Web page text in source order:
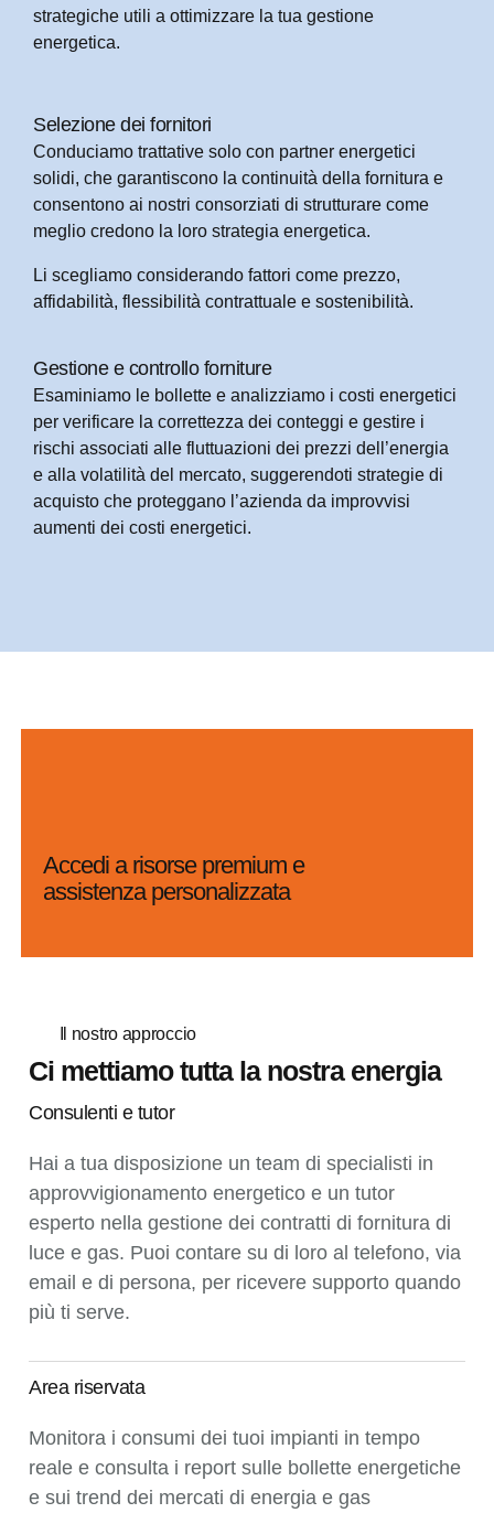
strategiche utili a ottimizzare la tua gestione
energetica.
Selezione dei fornitori
Conduciamo trattative solo con partner energetici
solidi, che garantiscono la continuità della fornitura e
consentono ai nostri consorziati di strutturare come
meglio credono la loro strategia energetica.
Li scegliamo considerando fattori come prezzo,
affidabilità, flessibilità contrattuale e sostenibilità.
Gestione e controllo forniture
Esaminiamo le bollette e analizziamo i costi energetici
per verificare la correttezza dei conteggi e gestire i
rischi associati alle fluttuazioni dei prezzi dell’energia
e alla volatilità del mercato, suggerendoti strategie di
acquisto che proteggano l’azienda da improvvisi
aumenti dei costi energetici.
Accedi a risorse premium e
assistenza personalizzata
Il nostro approccio
Ci mettiamo tutta la nostra energia
Consulenti e tutor
Hai a tua disposizione un team di specialisti in
approvvigionamento energetico e un tutor
esperto nella gestione dei contratti di fornitura di
luce e gas. Puoi contare su di loro al telefono, via
email e di persona, per ricevere supporto quando
più ti serve.
Area riservata
Monitora i consumi dei tuoi impianti in tempo
reale e consulta i report sulle bollette energetiche
e sui trend dei mercati di energia e gas